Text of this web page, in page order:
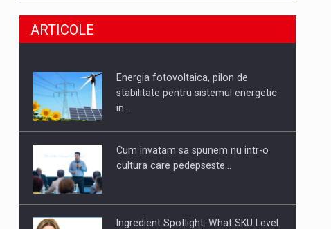
CEO Conference - Shaping The
Webinar - Business Evolution-
RETHINK STRATEGY-Finantare
ARTICOLE
Energia fotovoltaica, pilon de
stabilitate pentru sistemul energetic
in…
Cum invatam sa spunem nu intr-o
cultura care pedepseste…
Ingredient Spotlight: What SKU Level